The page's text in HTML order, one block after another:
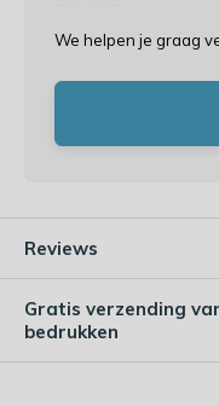
We helpen je graag
Reviews
Gratis verzending
bedrukken